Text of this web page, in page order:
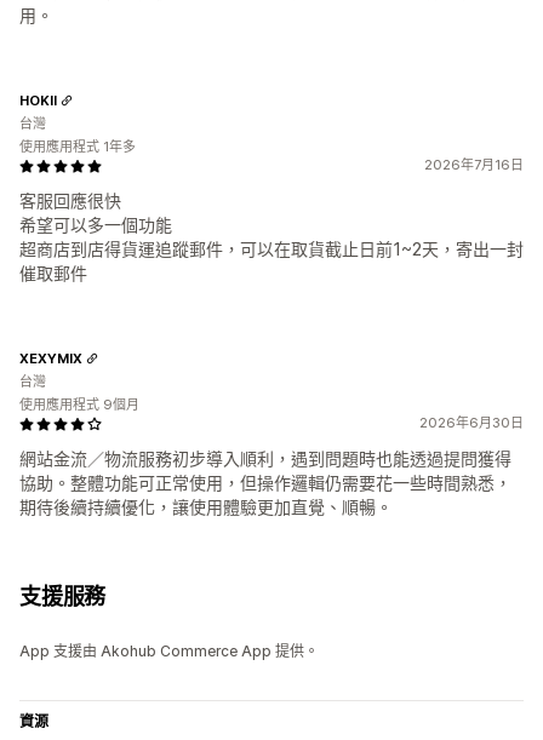
用。
2026年7月16日
客服回應很快
希望可以多一個功能
超商店到店得貨運追蹤郵件，可以在取貨截止日前1~2天，寄出一封
催取郵件
HOKII
台灣
使用應用程式 1年多
2026年6月30日
網站金流／物流服務初步導入順利，遇到問題時也能透過提問獲得
協助。整體功能可正常使用，但操作邏輯仍需要花一些時間熟悉，
期待後續持續優化，讓使用體驗更加直覺、順暢。
XEXYMIX
台灣
使用應用程式 9個月
支援服務
App 支援由 Akohub Commerce App 提供。
資源